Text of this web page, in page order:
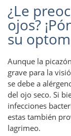
¿Le
ojos?
su
Aunque la
grave para la
se debe a
del ojo seco. Si
infecciones
estas también
lagrimeo.